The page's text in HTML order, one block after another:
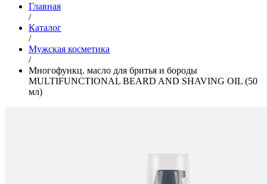
Главная
/
Каталог
/
Мужская косметика
/
Многофункц. масло для бритья и бороды
MULTIFUNCTIONAL BEARD AND SHAVING OIL (50
мл)